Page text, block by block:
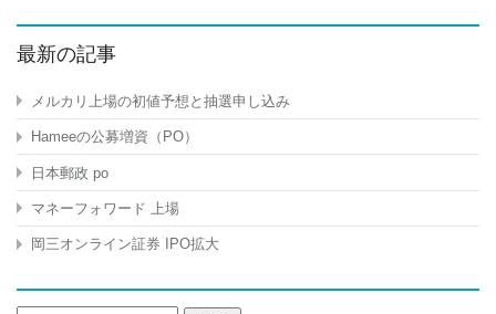
最新の記事
メルカリ上場の初値予想と抽選申し込み
Hameeの公募増資（PO）
日本郵政 po
マネーフォワード 上場
岡三オンライン証券 IPO拡大